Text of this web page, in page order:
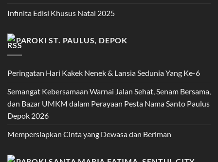
Infinita Edisi Khusus Natal 2025
PAROKI ST. PAULUS, DEPOK
Peringatan Hari Kakek Nenek & Lansia Sedunia Yang Ke-6
Semangat Kebersamaan Warnai Jalan Sehat, Senam Bersama,
dan Bazar UMKM dalam Perayaan Pesta Nama Santo Paulus
Depok 2026
Mempersiapkan Cinta yang Dewasa dan Beriman